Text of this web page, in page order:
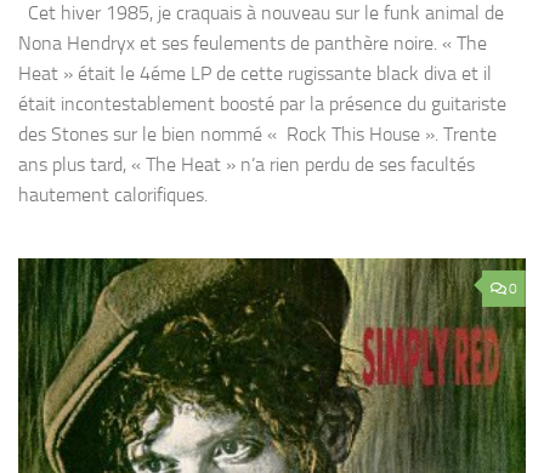
Cet hiver 1985, je craquais à nouveau sur le funk animal de
Nona Hendryx et ses feulements de panthère noire. « The
Heat » était le 4éme LP de cette rugissante black diva et il
était incontestablement boosté par la présence du guitariste
des Stones sur le bien nommé « Rock This House ». Trente
ans plus tard, « The Heat » n’a rien perdu de ses facultés
hautement calorifiques.
0